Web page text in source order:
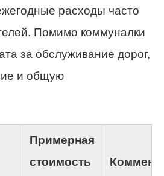
расходы часто
Помимо коммуналки
за обслуживание дорог,
и общую
Примерная
стоимость